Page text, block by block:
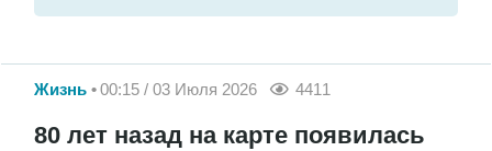
Жизнь 00:15 / 03 Июля 2026 4411
80 лет назад на карте появилась